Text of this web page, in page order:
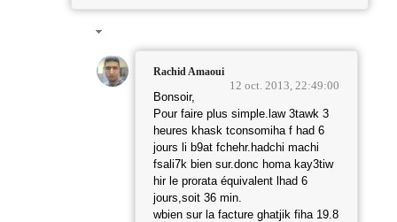
Rachid Amaoui
12 oct. 2013, 22:49:00
Bonsoir,
Pour faire plus simple.law 3tawk 3
heures khask tconsomiha f had 6
jours li b9at fchehr.hadchi machi
fsali7k bien sur.donc homa kay3tiw
hir le prorata équivalent lhad 6
jours,soit 36 min.
wbien sur la facture ghatjik fiha 19.8